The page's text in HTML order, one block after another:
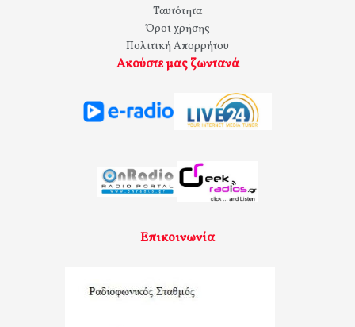
Ταυτότητα
Όροι χρήσης
Πολιτική Απορρήτου
Ακούστε μας ζωντανά
Επικοινωνία